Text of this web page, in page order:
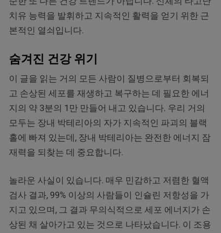
치유 능력을 발휘하고 지속적인 활력을 얻기 위한 근
본적인 열쇠입니다.
숨겨진 건강 위기
이 글을 읽는 거의 모든 사람이 질병으로부터 회복되
고 손상된 세포를 재생하고 복구하는 데 필요한 에너
지의 약 3분의 1만 만들어 내고 있습니다. 우리 거의
모두는 장내 박테리아의 자가 지속적인 파괴의 블랙
홀에 빠져 있는데, 장내 박테리아는 완전한 에너지 잠
재력을 되찾는 데 중요합니다.
놀라운 사실이 있습니다. 매우 민감하고 저렴한 혈액
검사 결과, 99% 이상의 사람들이 인슐린 저항성을 가
지고 있으며, 그 결과 무의식적으로 세포 에너지가 손
상된 채 살아가고 있는 것으로 나타났습니다. 이 조용